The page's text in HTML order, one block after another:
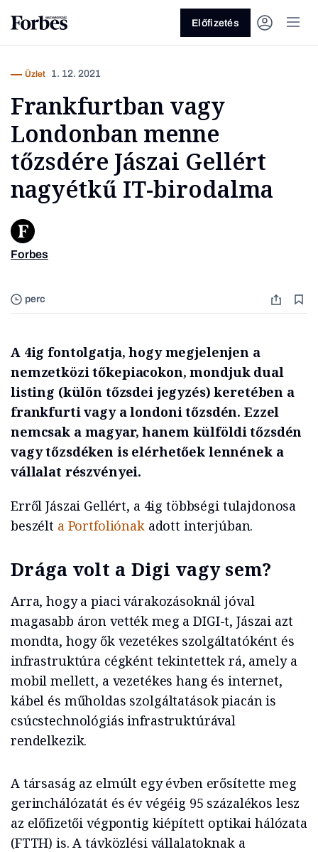
Vagy fedezze fel a következő
Előfizetés
perc
Üzlet 1. 12. 2021
Frankfurtban vagy
Londonban menne
tőzsdére Jászai Gellért
nagyétkű IT-birodalma
Forbes
A 4ig fontolgatja, hogy megjelenjen a
nemzetközi tőkepiacokon, mondjuk dual
listing (külön tőzsdei jegyzés) keretében a
frankfurti vagy a londoni tőzsdén. Ezzel
nemcsak a magyar, hanem külföldi tőzsdén
vagy tőzsdéken is elérhetőek lennének a
vállalat részvényei.
Erről Jászai Gellért, a 4ig többségi tulajdonosa
beszélt a Portfoliónakadott interjúban.
Drága volt a Digi vagy sem?
Arra, hogy a piaci várakozásoknál jóval
magasabb áron vették meg a DIGI-t, Jászai azt
mondta, hogy ők vezetékes szolgáltatóként és
infrastruktúra cégként tekintettek rá, amely a
mobil mellett, a vezetékes hang és internet,
kábel és műholdas szolgáltatások piacán is
csúcstechnológiás infrastruktúrával
rendelkezik.
A társaság az elmúlt egy évben erősítette meg
gerinchálózatát és év végéig 95 százalékos lesz
az előfizetői végpontig kiépített optikai hálózata
(FTTH) is. A távközlési vállalatoknak a